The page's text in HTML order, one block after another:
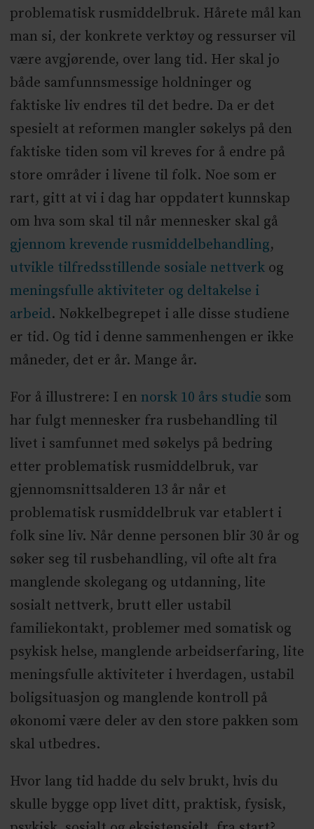
problematisk rusmiddelbruk. Hårete mål kan
man si, der konkrete verktøy og ressurser vil
være avgjørende, over lang tid. Her skal jo
både samfunnsmessige holdninger og
faktiske liv endres til det bedre. Da er det
spesielt at reformen mangler søkelys på den
faktiske tiden som vil kreves for å endre på
store områder i livene til folk. Noe som er
rart, gitt at vi i dag har oppdatert kunnskap
om hva som skal til når mennesker skal gå
gjennom krevende rusmiddelbehandling,
utvikle tilfredsstillende sosiale nettverkog
meningsfulle aktiviteter og deltakelse i
arbeid. Nøkkelbegrepet i alle disse studiene
er tid. Og tid i denne sammenhengen er ikke
måneder, det er år. Mange år.
For å illustrere: I en norsk 10 års studie som
har fulgt mennesker fra rusbehandling til
livet i samfunnet med søkelys på bedring
etter problematisk rusmiddelbruk, var
gjennomsnittsalderen 13 år når et
problematisk rusmiddelbruk var etablert i
folk sine liv. Når denne personen blir 30 år og
søker seg til rusbehandling, vil ofte alt fra
manglende skolegang og utdanning, lite
sosialt nettverk, brutt eller ustabil
familiekontakt, problemer med somatisk og
psykisk helse, manglende arbeidserfaring, lite
meningsfulle aktiviteter i hverdagen, ustabil
boligsituasjon og manglende kontroll på
økonomi være deler av den store pakken som
skal utbedres.
Hvor lang tid hadde du selv brukt, hvis du
skulle bygge opp livet ditt, praktisk, fysisk,